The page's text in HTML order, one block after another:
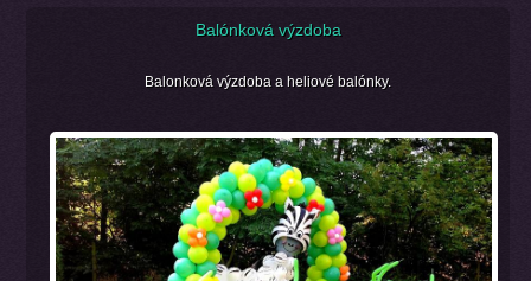
Balónková výzdoba
Balonková výzdoba a heliové balónky.